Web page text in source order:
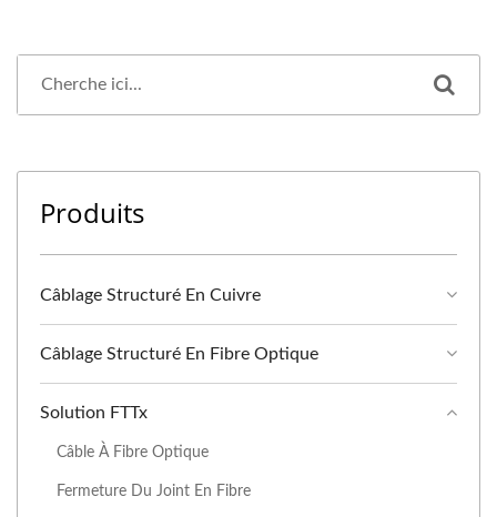
Produits
Câblage Structuré En Cuivre
Câblage Structuré En Fibre Optique
Solution FTTx
Câble À Fibre Optique
Fermeture Du Joint En Fibre